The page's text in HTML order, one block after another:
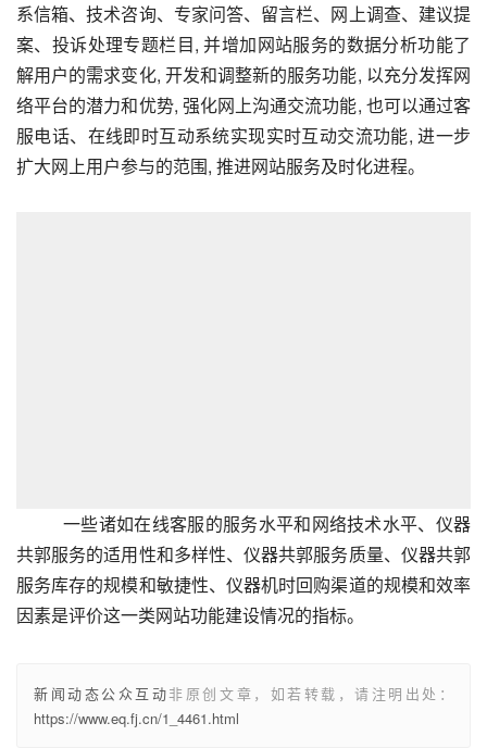
系信箱、技术咨询、专家问答、留言栏、网上调查、建议提
案、投诉处理专题栏目, 并增加网站服务的数据分析功能了
解用户的需求变化, 开发和调整新的服务功能, 以充分发挥网
络平台的潜力和优势, 强化网上沟通交流功能, 也可以通过客
服电话、在线即时互动系统实现实时互动交流功能, 进一步
扩大网上用户参与的范围, 推进网站服务及时化进程。
一些诸如在线客服的服务水平和网络技术水平、仪器
共郭服务的适用性和多样性、仪器共郭服务质量、仪器共郭
服务库存的规模和敏捷性、仪器机时回购渠道的规模和效率
因素是评价这一类网站功能建设情况的指标。
新闻动态公众互动非原创文章，如若转载，请注明出处：
https://www.eq.fj.cn/1_4461.html